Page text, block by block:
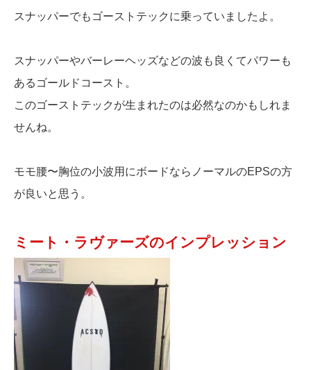
スナッパーでもゴーストテックに乗っていましたよ。
スナッパーやバーレーヘッズなどの波も良くてパワーも
あるゴールドコースト。
このゴーストテックが生まれたのは必然なのかもしれま
せんね。
モモ腰〜胸位の小波用にボードならノーマルのEPSの方
が良いと思う。
ミート・ラヴァーズのインプレッション